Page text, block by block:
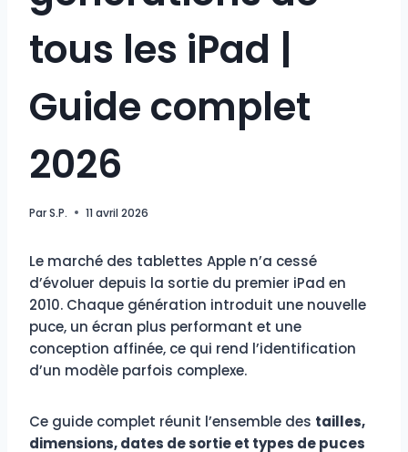
tous les iPad |
Guide complet
2026
ParS.P. 11 avril 2026
Le marché des tablettes Apple n’a cessé
d’évoluer depuis la sortie du premier iPad en
2010. Chaque génération introduit une nouvelle
puce, un écran plus performant et une
conception affinée, ce qui rend l’identification
d’un modèle parfois complexe.
Ce guide complet réunit l’ensemble des tailles,
dimensions, dates de sortie et types de puces